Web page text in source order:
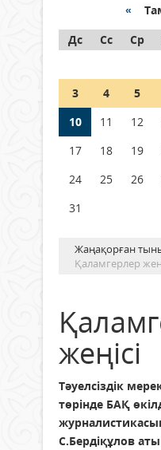
граждане
05 тамыз 2026 ж.
Шетелде
азаматтары
05 тамыз 2026 ж.
«
Дс
Сс Ср
3
4 5
10
11 12
17
18 19
24
25 26
31
Жаңақорған
Қаламгерлер
жеңісі
Тәуелсіздік
төрінде БАҚ
С.Бердіқұлов